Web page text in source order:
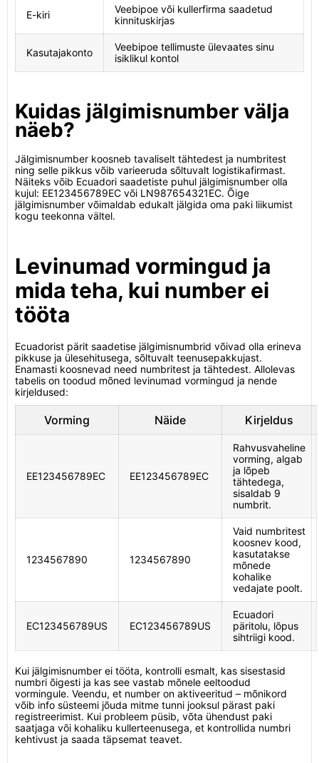
E-kiri
Veebipoe või kullerfirma saadetud
kinnituskirjas
Kasutajakonto
Veebipoe tellimuste ülevaates sinu
isiklikul kontol
Kuidas jälgimisnumber välja
näeb?
Jälgimisnumber koosneb tavaliselt tähtedest ja numbritest
ning selle pikkus võib varieeruda sõltuvalt logistikafirmast.
Näiteks võib Ecuadori saadetiste puhul jälgimisnumber olla
kujul: EE123456789EC või LN987654321EC. Õige
jälgimisnumber võimaldab edukalt jälgida oma paki liikumist
kogu teekonna vältel.
Levinumad vormingud ja
mida teha, kui number ei
tööta
Ecuadorist pärit saadetise jälgimisnumbrid võivad olla erineva
pikkuse ja ülesehitusega, sõltuvalt teenusepakkujast.
Enamasti koosnevad need numbritest ja tähtedest. Allolevas
tabelis on toodud mõned levinumad vormingud ja nende
kirjeldused:
Vorming Näide Kirjeldus
EE123456789EC EE123456789EC
Rahvusvaheline
vorming, algab
ja lõpeb
tähtedega,
sisaldab 9
numbrit.
1234567890 1234567890
Vaid numbritest
koosnev kood,
kasutatakse
mõnede
kohalike
vedajate poolt.
EC123456789US EC123456789US
Ecuadori
päritolu, lõpus
sihtriigi kood.
Kui jälgimisnumber ei tööta, kontrolli esmalt, kas sisestasid
numbri õigesti ja kas see vastab mõnele eeltoodud
vormingule. Veendu, et number on aktiveeritud – mõnikord
võib info süsteemi jõuda mitme tunni jooksul pärast paki
registreerimist. Kui probleem püsib, võta ühendust paki
saatjaga või kohaliku kullerteenusega, et kontrollida numbri
kehtivust ja saada täpsemat teavet.